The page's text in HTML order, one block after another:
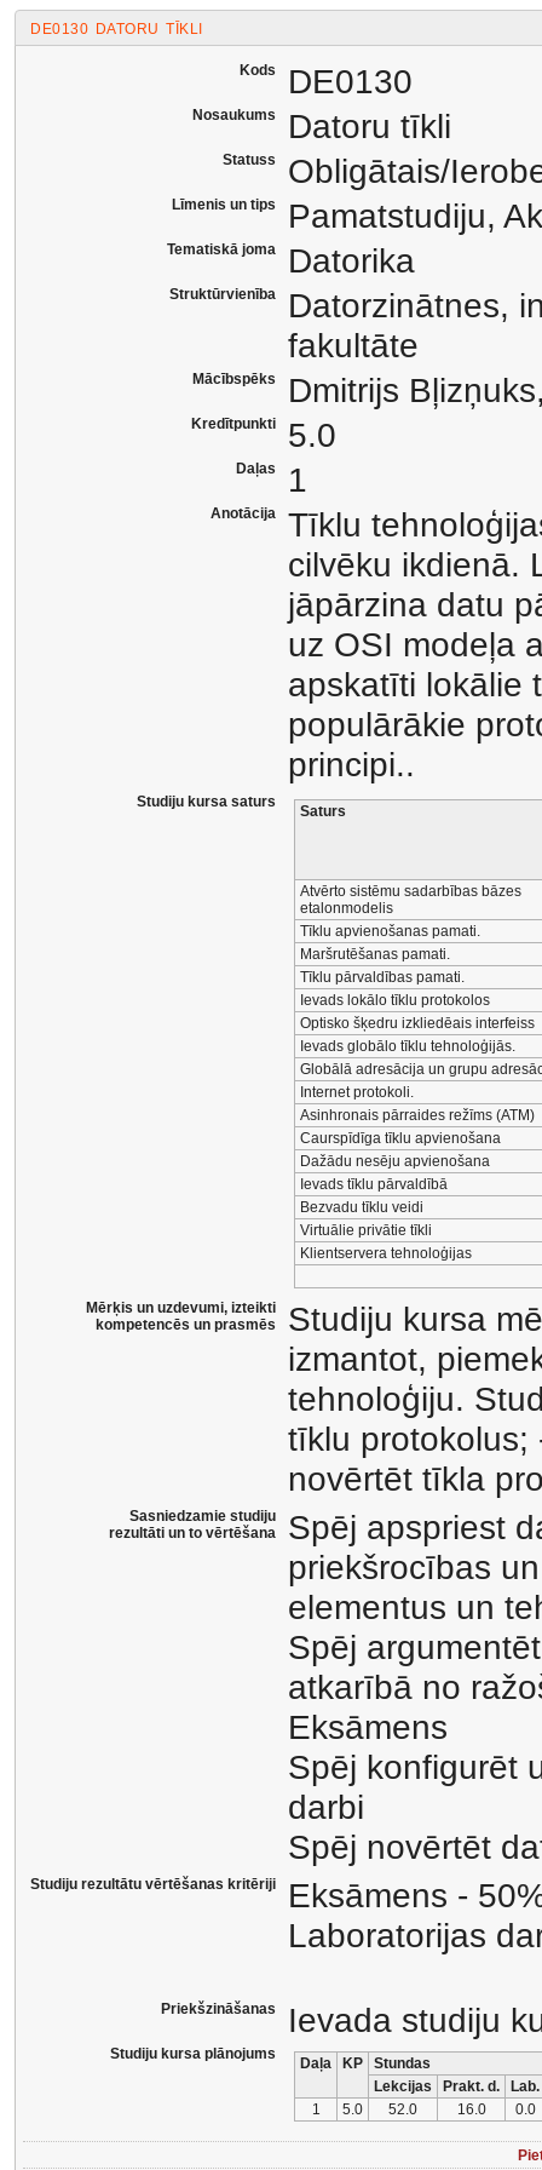
DE0130 DATORU TĪKLI
Kods DE0130
Nosaukums Datoru tīkli
Statuss Obligātais/
Līmenis un tips Pamatstudiju,
Tematiskā joma Datorika
Struktūrvienība
Datorzinātnes,
fakultāte
Mācībspēks Dmitrijs
Kredītpunkti 5.0
Daļas 1
Anotācija
Tīklu
cilvēku ikdienā.
jāpārzina datu
uz OSI modeļa
apskatīti lokālie
populārākie
principi..
Studiju kursa saturs
Saturs
Atvērto sistēmu sadarbības bāzes
etalonmodelis
Tīklu apvienošanas pamati.
Maršrutēšanas pamati.
Tīklu pārvaldības pamati.
Ievads lokālo tīklu protokolos
Optisko šķedru izkliedēais interfeiss
Ievads globālo tīklu tehnoloģijās.
Globālā adresācija un grupu
Internet protokoli.
Asinhronais pārraides režīms (ATM)
Caurspīdīga tīklu apvienošana
Dažādu nesēju apvienošana
Ievads tīklu pārvaldībā
Bezvadu tīklu veidi
Virtuālie privātie tīkli
Klientservera tehnoloģijas
Mērķis un uzdevumi, izteikti
kompetencēs un prasmēs
Studiju kursa
izmantot,
tehnoloģiju.
tīklu protokolus;
novērtēt tīkla
Sasniedzamie studiju
rezultāti un to vērtēšana
Spēj apspriest
priekšrocības
elementus un
Spēj
atkarībā no
Eksāmens
Spēj konfigurēt
darbi
Spēj novērtēt
Studiju rezultātu vērtēšanas kritēriji
Eksāmens -
Laboratorijas
Priekšzināšanas Ievada studiju
Studiju kursa plānojums
Daļa KP
Stundas
Lekcijas
Prakt. d.
Lab.
1
5.0 52.0 16.0 0.0